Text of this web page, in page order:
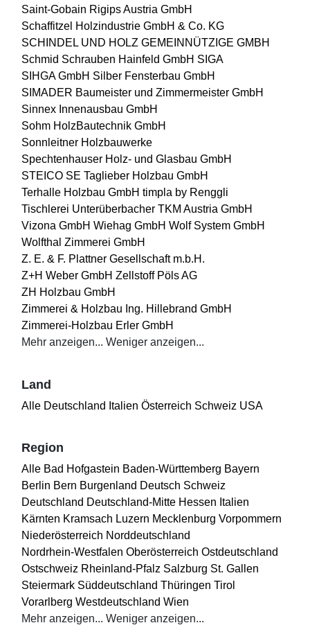
Saint-Gobain Rigips Austria GmbH
Schaffitzel Holzindustrie GmbH & Co. KG
SCHINDEL UND HOLZ GEMEINNÜTZIGE GMBH
Schmid Schrauben Hainfeld GmbH SIGA
SIHGA GmbH Silber Fensterbau GmbH
SIMADER Baumeister und Zimmermeister GmbH
Sinnex Innenausbau GmbH
Sohm HolzBautechnik GmbH
Sonnleitner Holzbauwerke
Spechtenhauser Holz- und Glasbau GmbH
STEICO SE Taglieber Holzbau GmbH
Terhalle Holzbau GmbH timpla by Renggli
Tischlerei Unterüberbacher TKM Austria GmbH
Vizona GmbH Wiehag GmbH Wolf System GmbH
Wolfthal Zimmerei GmbH
Z. E. & F. Plattner Gesellschaft m.b.H.
Z+H Weber GmbH Zellstoff Pöls AG
ZH Holzbau GmbH
Zimmerei & Holzbau Ing. Hillebrand GmbH
Zimmerei-Holzbau Erler GmbH
Mehr anzeigen... Weniger anzeigen...
Land
Alle Deutschland Italien Österreich Schweiz USA
Region
Alle Bad Hofgastein Baden-Württemberg Bayern
Berlin Bern Burgenland Deutsch Schweiz
Deutschland Deutschland-Mitte Hessen Italien
Kärnten Kramsach Luzern Mecklenburg Vorpommern
Niederösterreich Norddeutschland
Nordrhein-Westfalen Oberösterreich Ostdeutschland
Ostschweiz Rheinland-Pfalz Salzburg St. Gallen
Steiermark Süddeutschland Thüringen Tirol
Vorarlberg Westdeutschland Wien
Mehr anzeigen... Weniger anzeigen...